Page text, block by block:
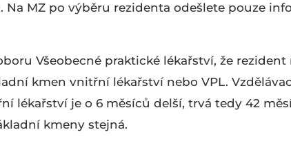
MZ po výběru rezidenta odešlete pouze
Všeobecné praktické lékařství, že
kmen vnitřní lékařství nebo VPL.
lékařství je o 6 měsíců delší, trvá tedy 42
kmeny stejná.